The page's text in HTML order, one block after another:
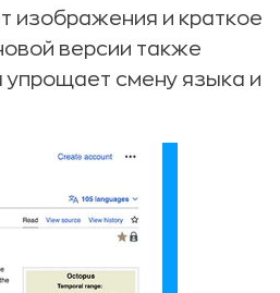
изображения и краткое
версии также
упрощает смену языка и